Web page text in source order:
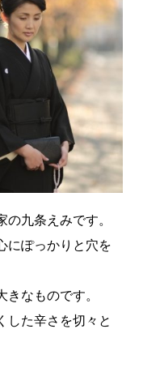
九条えみです。
にぽっかりと穴を
なものです。
した辛さを切々と